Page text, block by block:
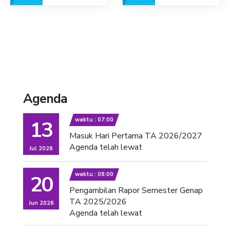
Agenda
13
Jul 2026
waktu : 07:00
Masuk Hari Pertama TA 2026/2027
Agenda telah lewat
20
Jun 2026
waktu : 08:00
Pengambilan Rapor Semester Genap
TA 2025/2026
Agenda telah lewat